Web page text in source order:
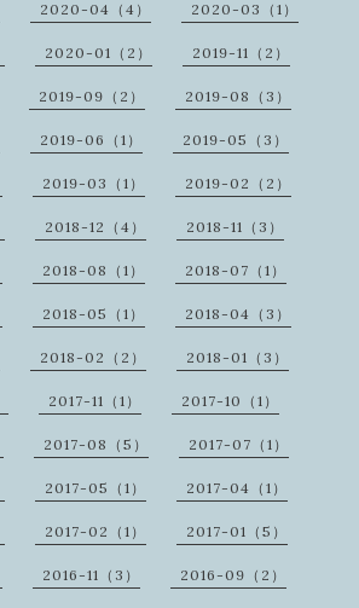
2020-04（4） 2020-03（1）
2020-01（2） 2019-11（2）
2019-09（2） 2019-08（3）
2019-06（1） 2019-05（3）
2019-03（1） 2019-02（2）
2018-12（4） 2018-11（3）
2018-08（1） 2018-07（1）
2018-05（1） 2018-04（3）
2018-02（2） 2018-01（3）
2017-11（1） 2017-10（1）
2017-08（5） 2017-07（1）
2017-05（1） 2017-04（1）
2017-02（1） 2017-01（5）
2016-11（3） 2016-09（2）